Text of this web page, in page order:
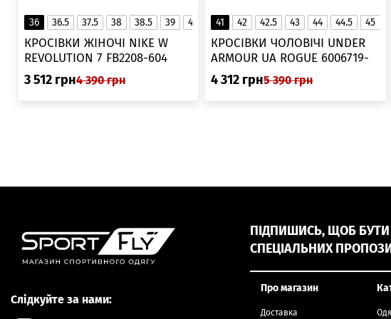
36 36.5 37.5 38 38.5 39 40 40.5
41
▲
КРОСІВКИ ЖІНОЧІ NIKE W
REVOLUTION 7 FB2208-604
3 512 грн4 390 грн
41 42 42.5 43 44 44.5 45
КРОСІВКИ ЧОЛОВІЧІ UNDER
ARMOUR UA ROGUE 6006719-
025
4 312 грн5 390 грн
Слідкуйте за нами:
ПІДПИШИСЬ, ЩОБ БУТИ
СПЕЦІАЛЬНИХ
Про магазин
Доставка